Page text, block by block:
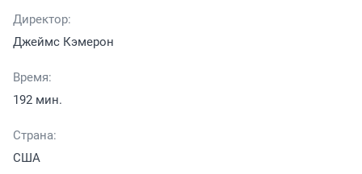
Директор:
Джеймс Кэмерон
Время:
192 мин.
Страна:
США